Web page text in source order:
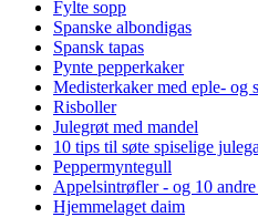
Fylte sopp
Spanske albondigas
Spansk tapas
Pynte pepperkaker
Medisterkaker med eple- og
Risboller
Julegrøt med mandel
10 tips til søte spiselige
Peppermyntegull
Appelsintrøfler - og 10
Hjemmelaget daim